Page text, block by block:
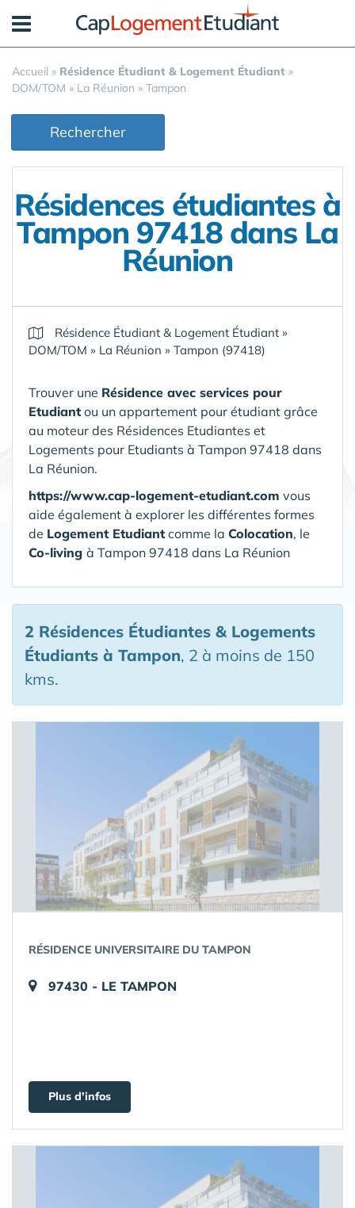
Accueil » Résidence Étudiant & Logement Étudiant »
DOM/TOM » La Réunion » Tampon
Rechercher
Résidences étudiantes à
Tampon 97418 dans La
Réunion
Résidence Étudiant & Logement Étudiant »
DOM/TOM » La Réunion » Tampon (97418)
Trouver une Résidence avec services pour
Etudiant ou un appartement pour étudiant grâce
au moteur des Résidences Etudiantes et
Logements pour Etudiants à Tampon 97418 dans
La Réunion.
https://www.cap-logement-etudiant.com vous
aide également à explorer les différentes formes
de Logement Etudiant comme la Colocation, le
Co-living à Tampon 97418 dans La Réunion
2 Résidences Étudiantes & Logements
Étudiants à Tampon, 2 à moins de 150
kms.
RÉSIDENCE UNIVERSITAIRE DU TAMPON
97430 - LE TAMPON
Plus d'infos